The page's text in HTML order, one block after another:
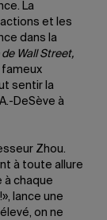
La
et les
dans la
Wall Street,
fameux
sentir la
DeSève à
Zhou.
à toute allure
à chaque
lance une
on ne